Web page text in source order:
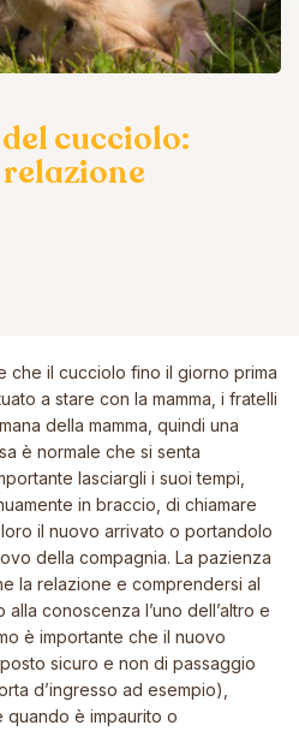
cucciolo:
relazione
che il cucciolo fino il giorno prima
a stare con la mamma, i fratelli
della mamma, quindi una
è normale che si senta
lasciargli i suoi tempi,
in braccio, di chiamare
il nuovo arrivato o portandolo
della compagnia. La pazienza
la relazione e comprendersi al
conoscenza l’uno dell’altro e
è importante che il nuovo
sicuro e non di passaggio
d’ingresso ad esempio),
è impaurito o